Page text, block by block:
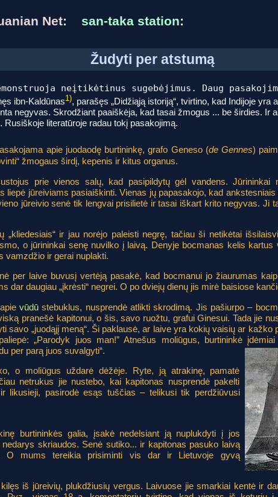
Net: san-taka station:
Žudyti per atstumą
neįtikėtinus sugebėjimus. Daug
ibn-Kaldūnas1), parašęs „Didžiąją istoriją“, tvirtino, kad Indijoje yra
negyvas. Skrodžiant paaiškėja, kad tasai žmogus ... be širdies. Ir
Rusiškoje literatūroje radau tokį pasakojimą.
apie juodaodę burtininkę, grafo Geneso (de Gennes)
žmogaus širdį, kepenis ir kitus organus.
prie vienos salų, kad pasipildytų gėl vandens. Jūrininkai
liepė jūreiviams pasiaiškinti. Vienas jų papasakojo, kad
jūreivio senė tik lengvai prisilietė ir tasai iškart krito negyvas. Ji
„kliedesiais“ ir jau norėjo paleisti negrę, tačiau ši netikėtai
o jūrininkai senę nuvilko į laivą. Denyje bocmanas kelis
vamzdžio ir gerai nuplakti.
per laive buvusį vertėją pasakė, kad bocmanui jo žiaurumas
dar daugiau „įkrėsti“ negrei. O po dviejų dienų jis mirė baisiose
vūdūstebuklus, nusprendė atlikti skrodimą. Jis pašiurpo –
pranešė kapitonui, o šis, savo ruožtu, grafui Ginesui. Tada jie
savo „juodąjį meną“. Ši paklausė, ar laive yra kokių vaisių ar kažko
„Parodyk juos man!” Atnešus moliūgus, burtininkė
per parą juos suvalgyti“.
o moliūgus uždarė dėžėje. Ryte, ją atrakinę, pamatė
netrukus jie nustebo, kai kapitonas nusprendė pakelti
likusieji, pasirodė esąs tuščias – telikusi tik perdžiūvusi
burtininkės galia, įsakė nedelsiant ją nuplukdyti į jos
skriaudos. Senė sutiko... ir kapitonas pasuko laivą
O mums tereikia prisiminti vis dar ir Lietuvoje gyvą
iš jūreivių, plukdžiusių vergus. Laivuose jie smarkiai kentė ir